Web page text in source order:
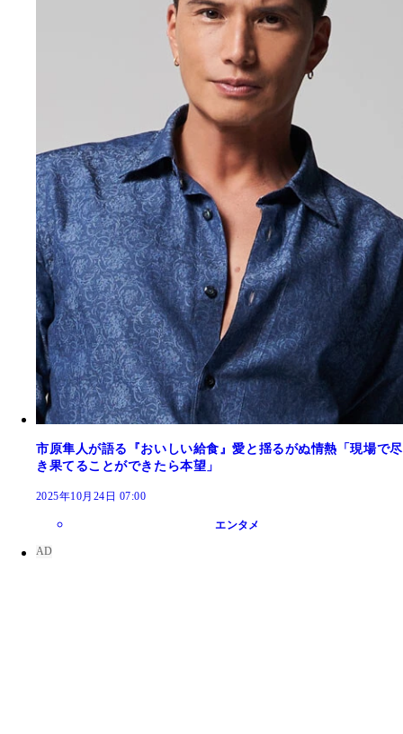
市原隼人が語る『おいしい給食』愛と揺るがぬ情熱「現場で尽
き果てることができたら本望」
2025年10月24日 07:00
エンタメ